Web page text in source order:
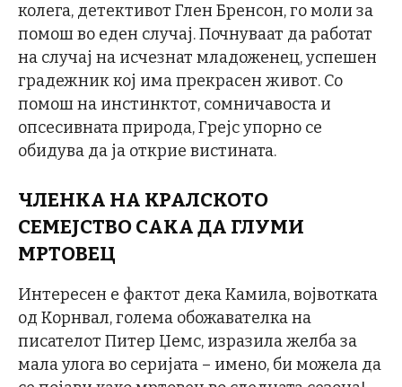
колега, детективот Глен Бренсон, го моли за
помош во еден случај. Почнуваат да работат
на случај на исчезнат младоженец, успешен
градежник кој има прекрасен живот. Со
помош на инстинктот, сомничавоста и
опсесивната природа, Грејс упорно се
обидува да ја открие вистината.
ЧЛЕНКА НА КРАЛСКОТО
СЕМЕЈСТВО САКА ДА ГЛУМИ
МРТОВЕЦ
Интересен е фактот дека Камила, војвотката
од Корнвал, голема обожавателка на
писателот Питер Џемс, изразила желба за
мала улога во серијата – имено, би можела да